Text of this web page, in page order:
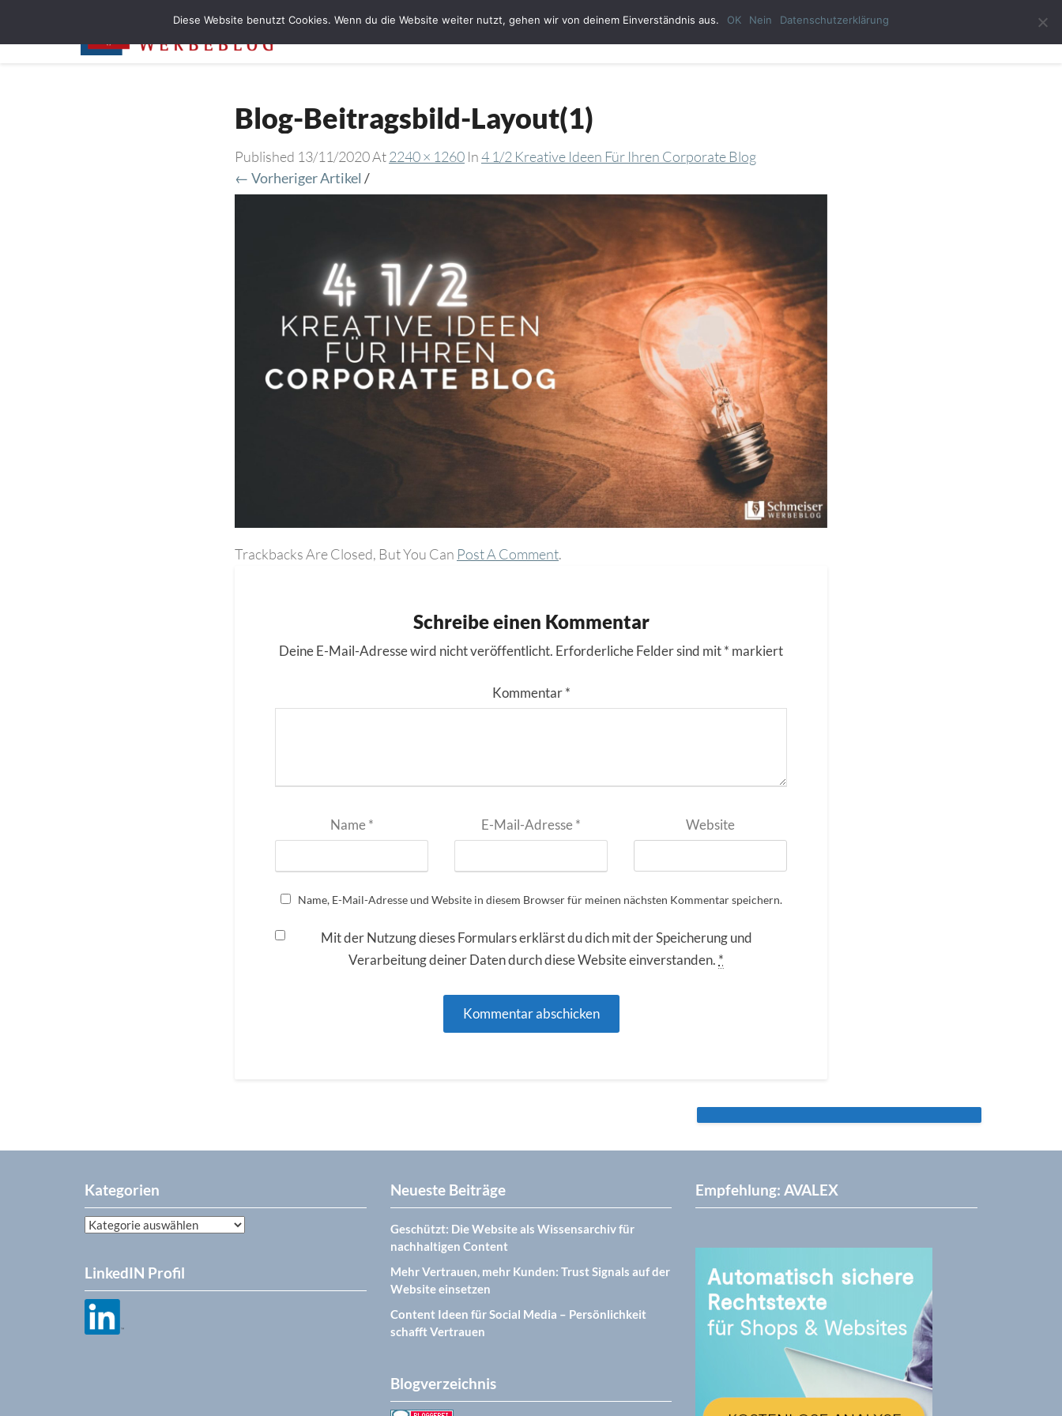
Startseite Bloggerin Ute Schmeiser Gast-Autor Impressum Datenschutzerklärung
Blog-Beitragsbild-Layout(1)
Published 13/11/2020At2240 × 1260 In4 1/2 Kreative Ideen Für Ihren Corporate Blog
← Vorheriger Artikel /
Trackbacks Are Closed, But You Can Post A Comment.
Schreibe einen Kommentar
Deine E-Mail-Adresse wird nicht veröffentlicht. Erforderliche Felder sind mit* markiert
Kommentar*
Name* E-Mail-Adresse* Website
Name, E-Mail-Adresse und Website in diesem Browser für meinen nächsten Kommentar speichern.
Mit der Nutzung dieses Formulars erklärst du dich mit der Speicherung und
Verarbeitung deiner Daten durch diese Website einverstanden. *
Kategorien
Kategorien
LinkedIN Profil
Neueste Beiträge
Geschützt: Die Website als Wissensarchiv für
nachhaltigen Content
Mehr Vertrauen, mehr Kunden: Trust Signals auf der
Website einsetzen
Content Ideen für Social Media – Persönlichkeit
schafft Vertrauen
Blogverzeichnis
Empfehlung: AVALEX
Diese Website benutzt Cookies. Wenn du die Website weiter nutzt, gehen wir von deinem Einverständnis aus. OK Nein Datenschutzerklärung